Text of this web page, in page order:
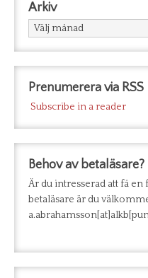
Arkiv
Arkiv
Prenumerera via RSS
Subscribe in a reader
Behov av betaläsare?
Är du intresserad att få
betaläsare är du